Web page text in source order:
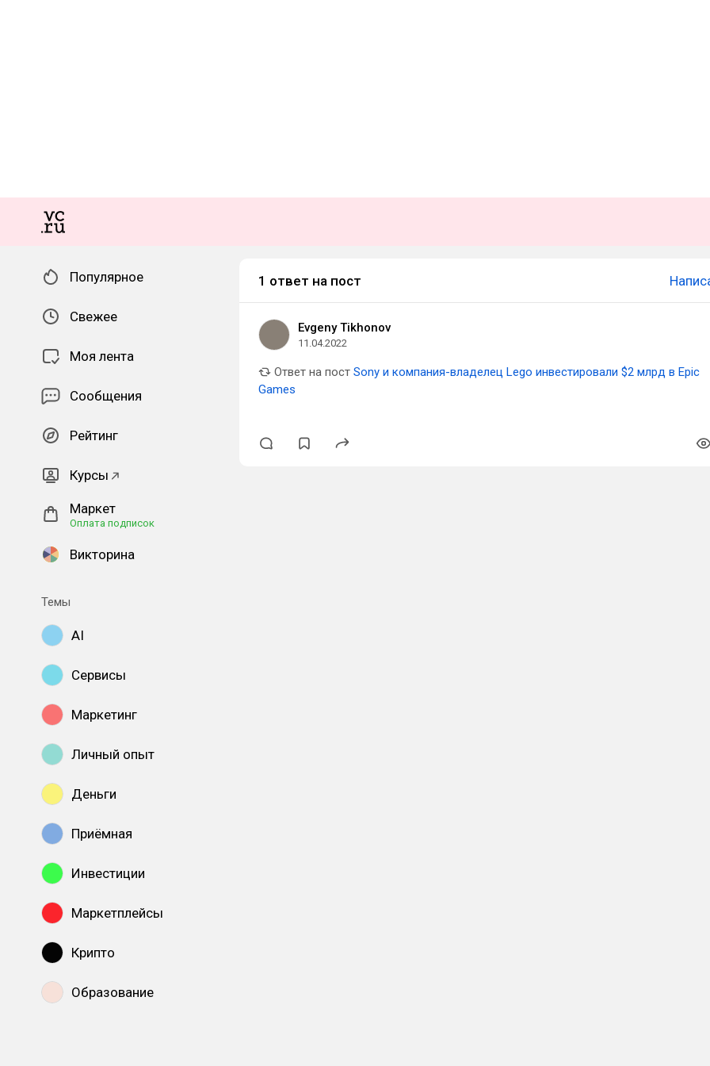
Популярное
Свежее
Моя лента
Сообщения
Рейтинг
Курсы
Маркет
Оплата подписок
Викторина
Темы
AI
Сервисы
Маркетинг
Личный опыт
Деньги
Приёмная
Инвестиции
Маркетплейсы
Крипто
Образование
1 ответ на пост
Evgeny Tikhonov
11.04.2022
Ответ на пост Sony и компания-владелец Lego инвестировали $2 млрд в Epic
Games